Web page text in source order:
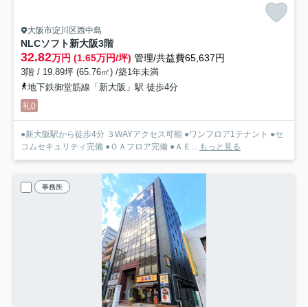
大阪市淀川区西中島
NLCソフト新大阪3階
32.82万円 (1.65万円/坪) 管理/共益費65,637円
3階 / 19.89坪 (65.76㎡) /築1年未満
地下鉄御堂筋線「新大阪」駅 徒歩4分
礼0
●新大阪駅から徒歩4分 ３WAYアクセス可能 ●ワンフロア1テナント ●セ
コムセキュリティ完備 ●ＯＡフロア完備 ●ＡＥ... もっと見る
事務所